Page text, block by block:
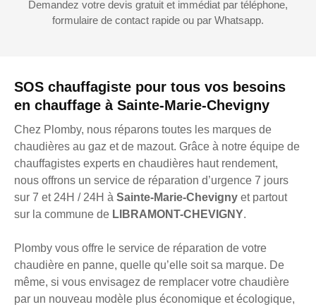
SOS chauffagiste pour tous vos besoins
en chauffage à Sainte-Marie-Chevigny
Chez Plomby, nous réparons toutes les marques de
chaudières au gaz et de mazout. Grâce à notre équipe de
chauffagistes experts en chaudières haut rendement,
nous offrons un service de réparation d’urgence 7 jours
sur 7 et 24H / 24H à Sainte-Marie-Chevigny et partout
sur la commune de LIBRAMONT-CHEVIGNY.
Plomby vous offre le service de réparation de votre
chaudière en panne, quelle qu’elle soit sa marque. De
même, si vous envisagez de remplacer votre chaudière
par un nouveau modèle plus économique et écologique,
Demandez votre devis gratuit et immédiat par téléphone,
formulaire de contact rapide ou par Whatsapp.